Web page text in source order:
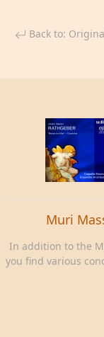
Back to:
Muri
In addition to the
you find various